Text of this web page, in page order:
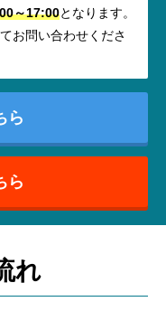
～17:00となります。
お問い合わせくださ
ら
ら
れ